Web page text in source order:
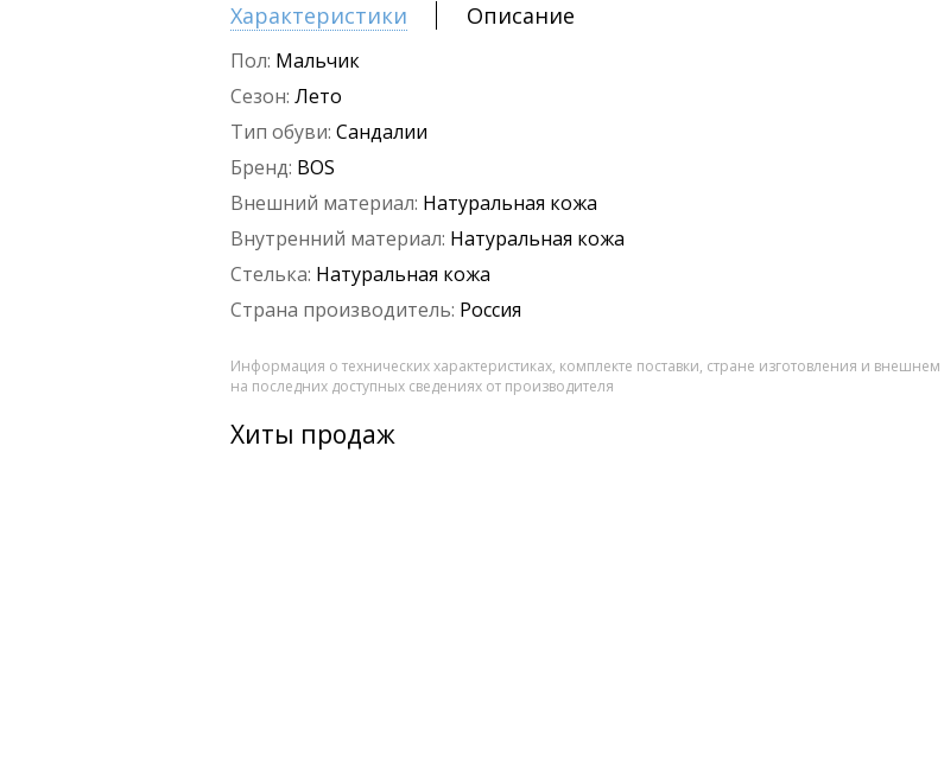
Характеристики Описание
Пол: Мальчик
Сезон: Лето
Тип обуви: Сандалии
Бренд: BOS
Внешний материал: Натуральная кожа
Внутренний материал: Натуральная кожа
Стелька: Натуральная кожа
Страна производитель: Россия
Информация о технических характеристиках, комплекте поставки, стране изготовления и
на последних доступных сведениях от производителя
Хиты продаж